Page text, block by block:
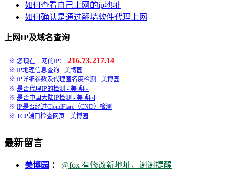
如何查看自己上网的ip地址
如何确认是通过翻墙软件代理上网
上网IP及域名查询
※ 您现在上网的IP： 216.73.217.14
※ IP地理信息查询 - 美博园
※ IP详细参数及代理匿名度检测 - 美博园
※ 是否代理IP的检测 - 美博园
※ 是否中国大陆IP检测 - 美博园
※ IP是否经过CloudFlare（CND）检测
※ TCP端口检查网页 - 美博园
最新留言
美博园 ： @fox 有修改新地址，谢谢提醒